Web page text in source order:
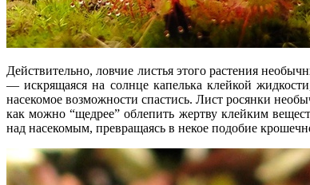
Действительно, ловчие листья этого растения
— искрящаяся на солнце капелька клейкой
насекомое возможности спастись. Лист росянки
как можно “щедрее” облепить жертву клейким
над насекомым, превращаясь в некое подобие